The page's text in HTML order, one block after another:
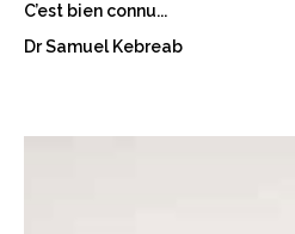
C’est bien connu...
Dr Samuel Kebreab